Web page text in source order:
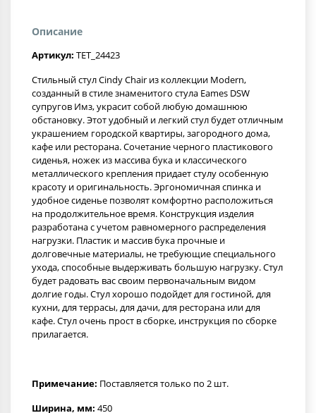
Описание
Артикул: TET_24423
Стильный стул Cindy Chair из коллекции Modern,
созданный в стиле знаменитого стула Eames DSW
супругов Имз, украсит собой любую домашнюю
обстановку. Этот удобный и легкий стул будет отличным
украшением городской квартиры, загородного дома,
кафе или ресторана. Сочетание черного пластикового
сиденья, ножек из массива бука и классического
металлического крепления придает стулу особенную
красоту и оригинальность. Эргономичная спинка и
удобное сиденье позволят комфортно расположиться
на продолжительное время. Конструкция изделия
разработана с учетом равномерного распределения
нагрузки. Пластик и массив бука прочные и
долговечные материалы, не требующие специального
ухода, способные выдерживать большую нагрузку. Стул
будет радовать вас своим первоначальным видом
долгие годы. Стул хорошо подойдет для гостиной, для
кухни, для террасы, для дачи, для ресторана или для
кафе. Стул очень прост в сборке, инструкция по сборке
прилагается.
Примечание: Поставляется только по 2 шт.
Ширина, мм: 450